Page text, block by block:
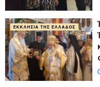
ΕΚΚΛΗΣΊΑ ΤΗΣ ΕΛΛΆΔΟΣ